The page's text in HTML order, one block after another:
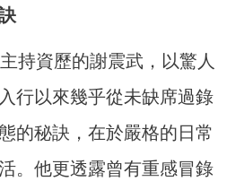
持資歷的謝震武，以驚人
行以來幾乎從未缺席過錄
的秘訣，在於嚴格的日常
。他更透露曾有重感冒錄